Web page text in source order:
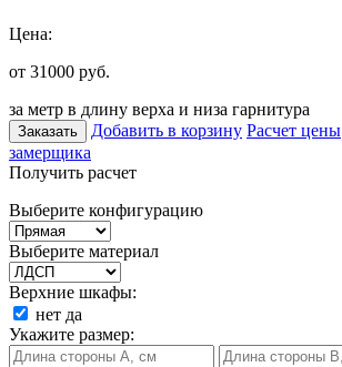
Цена:
от 31000 руб.
за метр в длину верха и низа гарнитура
Заказать Добавить в корзину Расчет цены
замерщика
Получить расчет
Выберите конфигурацию
Выберите материал
Верхние шкафы:
нет да
Укажите размер: